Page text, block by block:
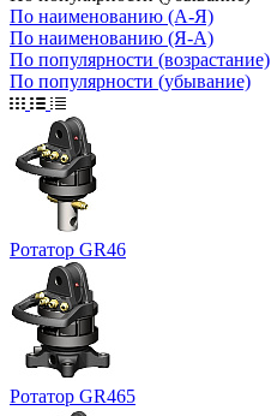
По наименованию (А-Я)
По наименованию (Я-А)
По популярности (возрастание)
По популярности (убывание)
Ротатор GR46
Ротатор GR465